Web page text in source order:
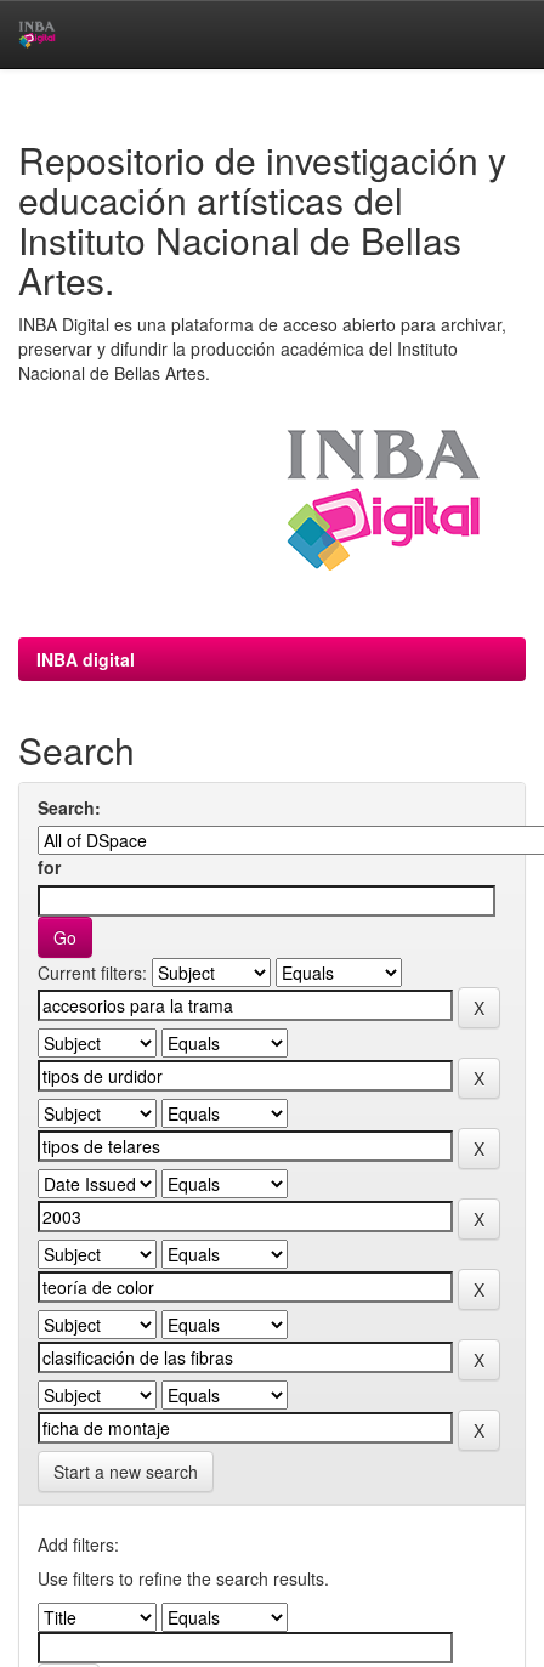
Repositorio de investigación y
educación artísticas del
Instituto Nacional de Bellas
Artes.
INBA Digital es una plataforma de acceso abierto para archivar,
preservar y difundir la producción académica del Instituto
Nacional de Bellas Artes.
INBA digital
Search
Search:
for
Current filters:
Start a new search
Add filters:
Use filters to refine the search results.